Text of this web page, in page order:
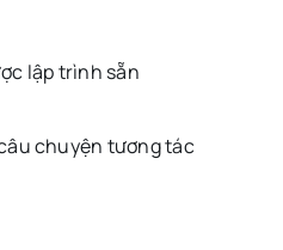
lập trình sẵn
chuyện tương tác